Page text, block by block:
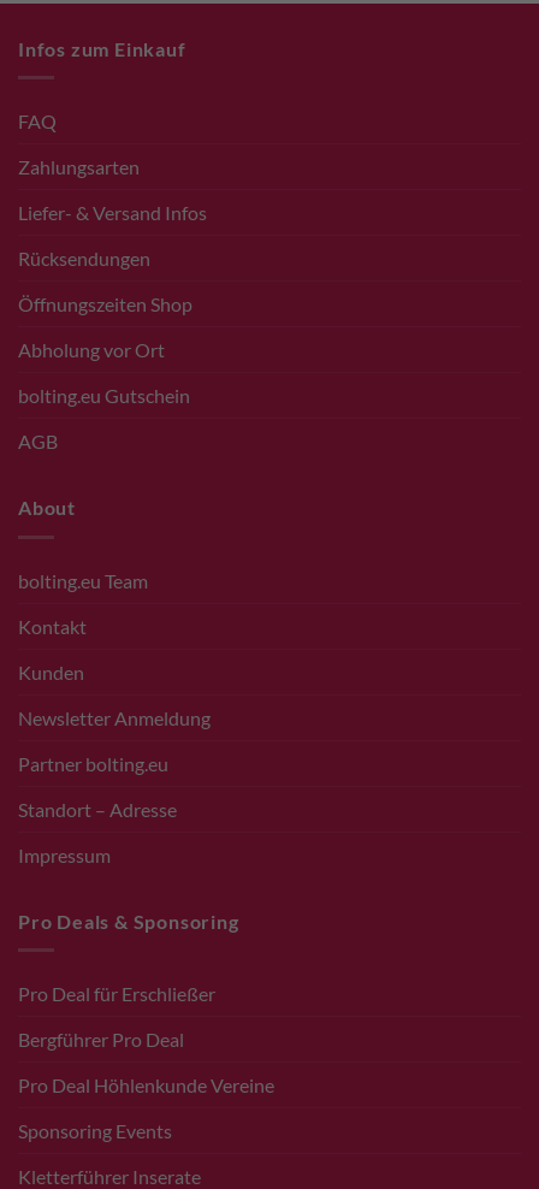
Infos zum Einkauf
FAQ
Zahlungsarten
Liefer- & Versand Infos
Rücksendungen
Öffnungszeiten Shop
Abholung vor Ort
bolting.eu Gutschein
AGB
About
bolting.eu Team
Kontakt
Kunden
Newsletter Anmeldung
Partner bolting.eu
Standort – Adresse
Impressum
Pro Deals & Sponsoring
Pro Deal für Erschließer
Bergführer Pro Deal
Pro Deal Höhlenkunde Vereine
Sponsoring Events
Kletterführer Inserate